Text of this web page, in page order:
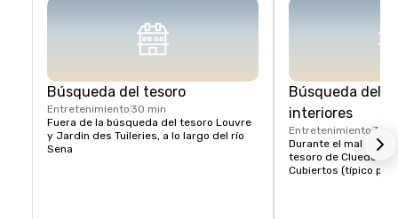
Búsqueda del tesoro
Entretenimiento 30 min
Fuera de la búsqueda del tesoro Louvre
y Jardin des Tuileries, a lo largo del río
Sena
Búsqueda del
interiores
Entretenimiento 30
Durante el mal
tesoro de Cluedo
Cubiertos (típico